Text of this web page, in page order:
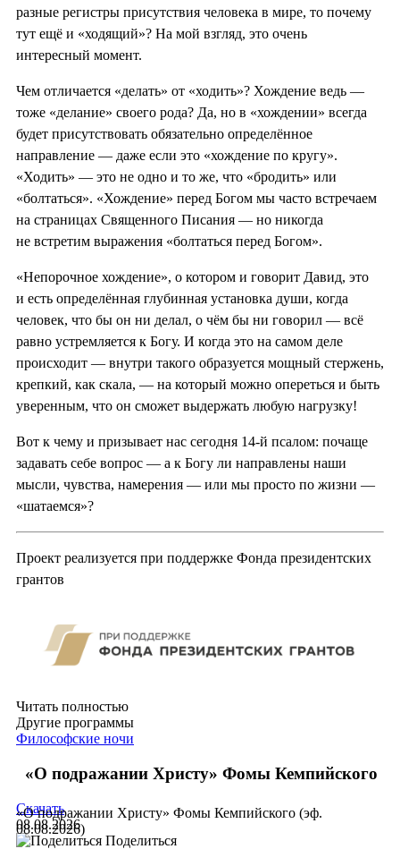
разные регистры присутствия человека в мире, то почему
тут ещё и «ходящий»? На мой взгляд, это очень
интересный момент.
Чем отличается «делать» от «ходить»? Хождение ведь —
тоже «делание» своего рода? Да, но в «хождении» всегда
будет присутствовать обязательно определённое
направление — даже если это «хождение по кругу».
«Ходить» — это не одно и то же, что «бродить» или
«болтаться». «Хождение» перед Богом мы часто встречаем
на страницах Священного Писания — но никогда
не встретим выражения «болтаться перед Богом».
«Непорочное хождение», о котором и говорит Давид, это
и есть определённая глубинная установка души, когда
человек, что бы он ни делал, о чём бы ни говорил — всё
равно устремляется к Богу. И когда это на самом деле
происходит — внутри такого образуется мощный стержень,
крепкий, как скала, — на который можно опереться и быть
уверенным, что он сможет выдержать любую нагрузку!
Вот к чему и призывает нас сегодня 14-й псалом: почаще
задавать себе вопрос — а к Богу ли направлены наши
мысли, чувства, намерения — или мы просто по жизни —
«шатаемся»?
Проект реализуется при поддержке Фонда президентских
грантов
Читать полностью
Другие программы
Философские ночи
«О подражании Христу» Фомы Кемпийского
«О подражании Христу» Фомы Кемпийского (эф.
08.08.2026)
Скачать
08.08.2026
Поделиться